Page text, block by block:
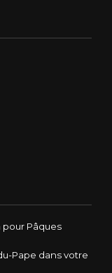
Pâques
Pape dans votre